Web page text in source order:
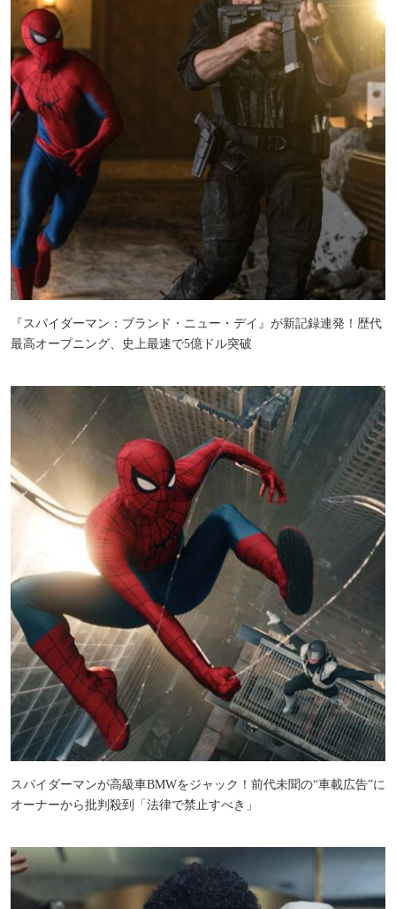
『スパイダーマン：ブランド・ニュー・デイ』が新記録連発！歴代
最高オープニング、史上最速で5億ドル突破
スパイダーマンが高級車BMWをジャック！前代未聞の“車載広告”に
オーナーから批判殺到「法律で禁止すべき」